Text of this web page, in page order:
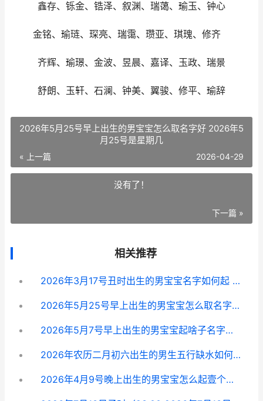
鑫存、铄金、锆泽、叙渊、瑞蔼、瑜玉、钟心
金铭、瑜琏、琛亮、瑞霭、瓒亚、琪瑰、修齐
齐辉、瑜璟、金波、昱晨、嘉译、玉政、瑞景
舒朗、玉轩、石澜、钟美、翼骏、修平、瑜辞
2026年5月25号早上出生的男宝宝怎么取名字好 2026年5
月25号是星期几
« 上一篇 2026-04-29
没有了！
下一篇 »
相关推荐
2026年3月17号丑时出生的男宝宝名字如何起 2026年3月17号是农历多少号
2026年5月25号早上出生的男宝宝怎么取名字好 2026年5月25号是星期几
2026年5月7号早上出生的男宝宝起啥子名字好 2026年5月7号出生的孩子是什么命
2026年农历二月初六出生的男生五行缺水如何起如意 2026年农历二月十二是阳历几号
2026年4月9号晚上出生的男宝宝怎么起壹个好听的名字 2026年4月9号是什么日子